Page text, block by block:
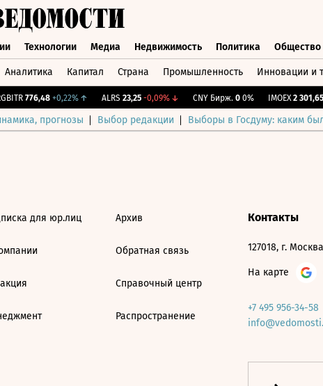
Технологии Медиа Недвижимость Политика Общество
Аналитика Капитал Страна Промышленность Инновации и
776,48 +0,22%↑ ALRS 23,25 -0,09%↓ CNY Бирж. 0 0% IMOEX 2 301,65
прогнозы Выбор редакции Выборы в Госдуму: каким
для юр.лиц Архив
Обратная связь
Справочный центр
Распространение
Контакты
127018, г.
На карте
+7 495 956-34-58